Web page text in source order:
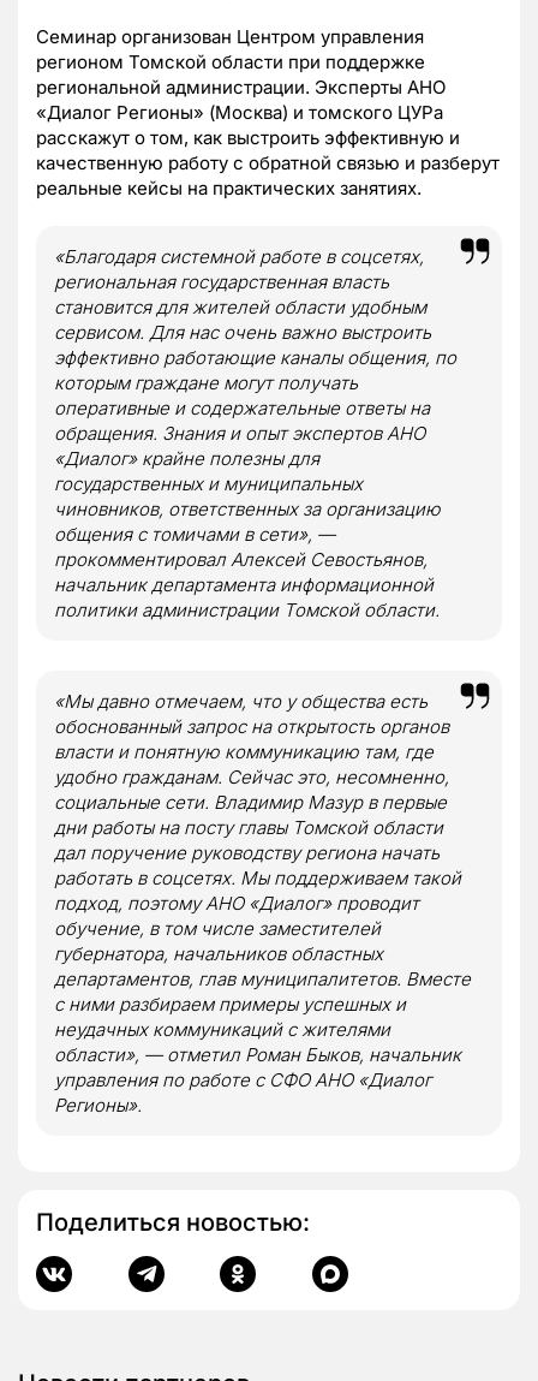
Семинар организован Центром управления
регионом Томской области при поддержке
региональной администрации. Эксперты АНО
«Диалог Регионы» (Москва) и томского ЦУРа
расскажут о том, как выстроить эффективную и
качественную работу с обратной связью и разберут
реальные кейсы на практических занятиях.
«Благодаря системной работе в соцсетях,
региональная государственная власть
становится для жителей области удобным
сервисом. Для нас очень важно выстроить
эффективно работающие каналы общения, по
которым граждане могут получать
оперативные и содержательные ответы на
обращения. Знания и опыт экспертов АНО
«Диалог» крайне полезны для
государственных и муниципальных
чиновников, ответственных за организацию
общения с томичами в сети», —
прокомментировал Алексей Севостьянов,
начальник департамента информационной
политики администрации Томской области.
«Мы давно отмечаем, что у общества есть
обоснованный запрос на открытость органов
власти и понятную коммуникацию там, где
удобно гражданам. Сейчас это, несомненно,
социальные сети. Владимир Мазур в первые
дни работы на посту главы Томской области
дал поручение руководству региона начать
работать в соцсетях. Мы поддерживаем такой
подход, поэтому АНО «Диалог» проводит
обучение, в том числе заместителей
губернатора, начальников областных
департаментов, глав муниципалитетов. Вместе
с ними разбираем примеры успешных и
неудачных коммуникаций с жителями
области», — отметил Роман Быков, начальник
управления по работе с СФО АНО «Диалог
Регионы».
Поделиться новостью: